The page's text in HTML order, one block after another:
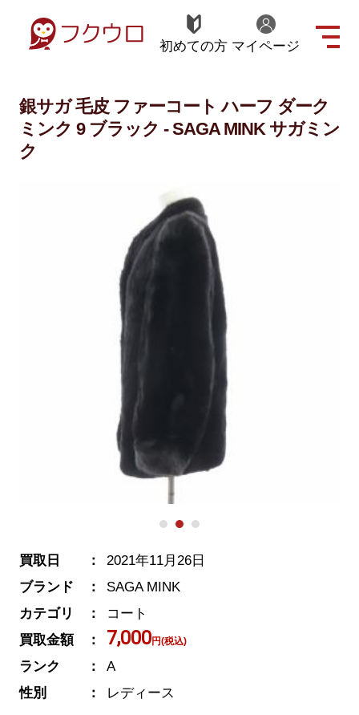
初めての方 マイページ
銀サガ 毛皮 ファーコート ハーフ ダーク
ミンク 9 ブラック - SAGA MINK サガミン
ク
買取日
2021年11月26日
ブランド
SAGA MINK
カテゴリ
コート
買取金額
7,000円(税込)
ランク
A
性別
レディース